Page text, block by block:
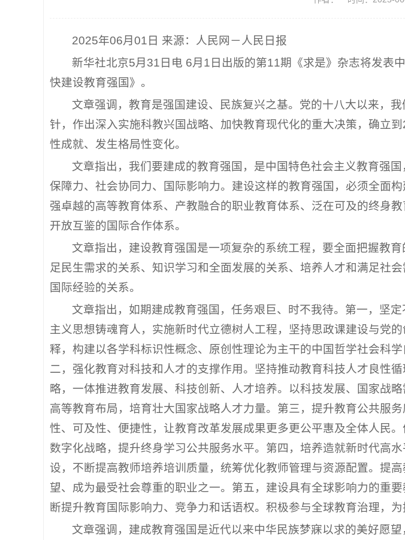
2025年06月01日 来源：人民网－人民日报
新华社北京5月31日电 6月1日出版的第11期《求是》杂志将发表
快建设教育强国》。
文章强调，教育是强国建设、民族复兴之基。党的十八大以来，
针，作出深入实施科教兴国战略、加快教育现代化的重大决策，确立
性成就、发生格局性变化。
文章指出，我们要建成的教育强国，是中国特色社会主义教育强
保障力、社会协同力、国际影响力。建设这样的教育强国，必须全面
强卓越的高等教育体系、产教融合的职业教育体系、泛在可及的终身
开放互鉴的国际合作体系。
文章指出，建设教育强国是一项复杂的系统工程，要全面把握教
足民生需求的关系、知识学习和全面发展的关系、培养人才和满足社
国际经验的关系。
文章指出，如期建成教育强国，任务艰巨、时不我待。第一，坚
主义思想铸魂育人，实施新时代立德树人工程，坚持思政课建设与党
释，构建以各学科标识性概念、原创性理论为主干的中国哲学社会科
二，强化教育对科技和人才的支撑作用。坚持推动教育科技人才良性
略，一体推进教育发展、科技创新、人才培养。以科技发展、国家战
高等教育布局，培育壮大国家战略人才力量。第三，提升教育公共服
性、可及性、便捷性，让教育改革发展成果更多更公平惠及全体人民
数字化战略，提升终身学习公共服务水平。第四，培养造就新时代高
设，不断提高教师培养培训质量，统筹优化教师管理与资源配置。提
望、成为最受社会尊重的职业之一。第五，建设具有全球影响力的重
断提升教育国际影响力、竞争力和话语权。积极参与全球教育治理，
文章强调，建成教育强国是近代以来中华民族梦寐以求的美好愿